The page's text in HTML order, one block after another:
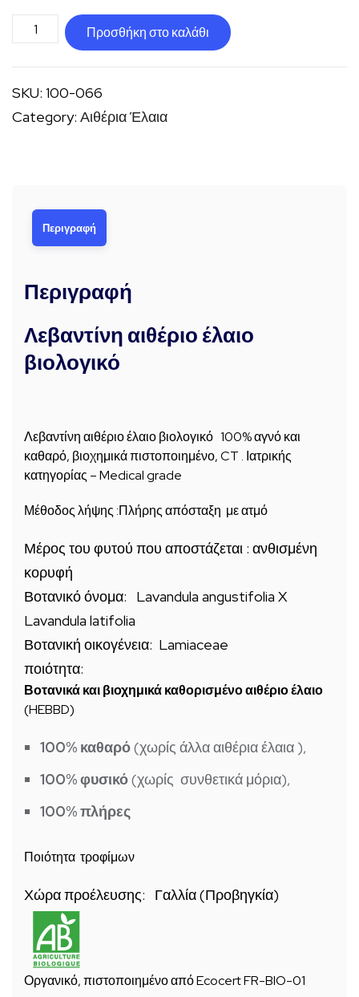
Λεβαντίνη
αιθέριο
έλαιο
βιολογικό
ποσότητα
Προσθήκη στο καλάθι
SKU: 100-066
Category: Αιθέρια Έλαια
Περιγραφή
Περιγραφή
Λεβαντίνη αιθέριο έλαιο
βιολογικό
Λεβαντίνη αιθέριο έλαιο βιολογικό 100% αγνό και
καθαρό, βιοχημικά πιστοποιημένο, CT . Ιατρικής
κατηγορίας – Medical grade
Μέθοδος λήψης :Πλήρης απόσταξη με ατμό
Μέρος του φυτού που αποστάζεται : ανθισμένη
κορυφή
Βοτανικό όνομα: Lavandula angustifolia X
Lavandula latifolia
Βοτανική οικογένεια: Lamiaceae
ποιότητα:
Βοτανικά και βιοχημικά καθορισμένο αιθέριο έλαιο
(HEBBD)
100% καθαρό(χωρίς άλλα αιθέρια έλαια ),
100% φυσικό(χωρίς συνθετικά μόρια),
100% πλήρες
Ποιότητα τροφίμων
Χώρα προέλευσης: Γαλλία (Προβηγκία)
Οργανικό, πιστοποιημένο από Ecocert FR-BIO-01